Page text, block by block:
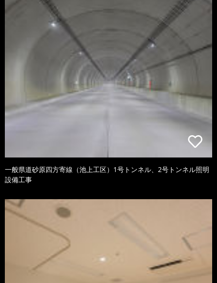
一般県道砂原四方寄線（池上工区）1号トンネル、2号トンネル照明
設備工事